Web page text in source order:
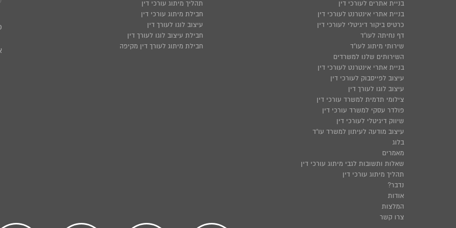
בניית אתרים לעורכי דין
בניית אתרי אינטרנט לעורכי דין
כרטיס ביקור דיגיטלי לעורכי דין
דף נחיתה לעו"ד
שירותי מיתוג לעו"ד
השירותים שלנו למשרדים
בניית אתרי אינטרנט לעורכי דין
עיצוב לפייסבוק לעורכי דין
עיצוב לוגו לעורך דין
צילומי תדמית למשרד עורכי דין
פולדר עסקי למשרד עורכי דין
שיווק דיגיטלי לעורכי דין
עיצוב מודעה לעיתון למשרד עו"ד
בלוג
מאמרים
שאלות ותשובות לגבי מיתוג עורכי דין
תהליך מיתוג עורכי דין
נדבר?
אודות
המלצות
צרו קשר
תהליך מיתוג עורכי דין
חבילת מיתוג עורכי דין
עיצוב לוגו לעורך דין
חבילת עיצוב לוגו לעורך דין
חבילת מיתוג לעורך דין מקיפה